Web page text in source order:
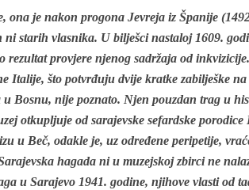
ona je nakon progona Jevreja iz Španije
starih vlasnika. U bilješci nastaloj 1609.
rezultat provjere njenog sadržaja od
Italije, što potvrđuju dvije kratke zabilješke
Bosnu, nije poznato. Njen pouzdan trag u
otkupljuje od sarajevske sefardske
u Beč, odakle je, uz određene peripetije,
hagada ni u muzejskoj zbirci ne
u Sarajevo 1941. godine, njihove vlasti od